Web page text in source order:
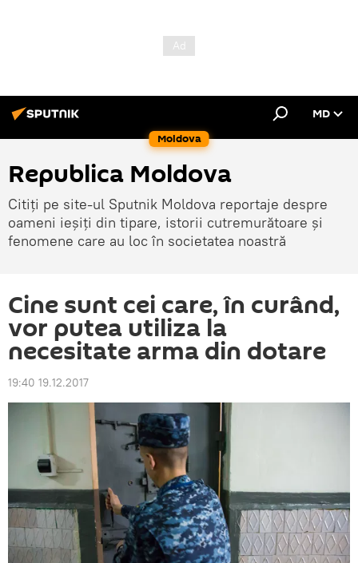
Moldova
MD
Republica Moldova
Citiți pe site-ul Sputnik Moldova reportaje despre
oameni ieșiți din tipare, istorii cutremurătoare și
fenomene care au loc în societatea noastră
Cine sunt cei care, în curând,
vor putea utiliza la
necesitate arma din dotare
19:40 19.12.2017